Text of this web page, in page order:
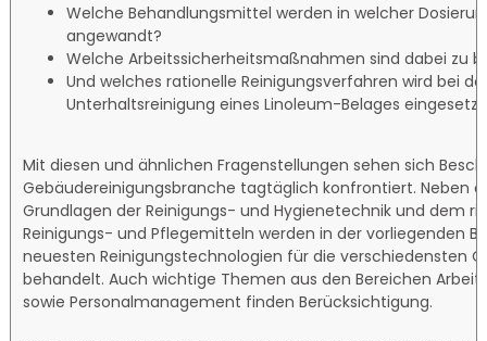
Welche Behandlungsmittel werden in welcher
angewandt?
Welche Arbeitssicherheitsmaßnahmen sind dabei zu
Und welches rationelle Reinigungsverfahren wird bei
Unterhaltsreinigung eines Linoleum-Belages
Mit diesen und ähnlichen Fragenstellungen sehen sich
Gebäudereinigungsbranche tagtäglich konfrontiert. Neben
Grundlagen der Reinigungs- und Hygienetechnik und dem
Reinigungs- und Pflegemitteln werden in der vorliegenden
neuesten Reinigungstechnologien für die verschiedensten
behandelt. Auch wichtige Themen aus den Bereichen
sowie Personalmanagement finden Berücksichtigung.